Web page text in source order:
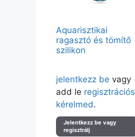
Aquarisztikai
ragasztó és tömítő
szilikon
jelentkezz be vagy
add le regisztrációs
kérelmed.
Jelentkezz be vagy
regisztrálj